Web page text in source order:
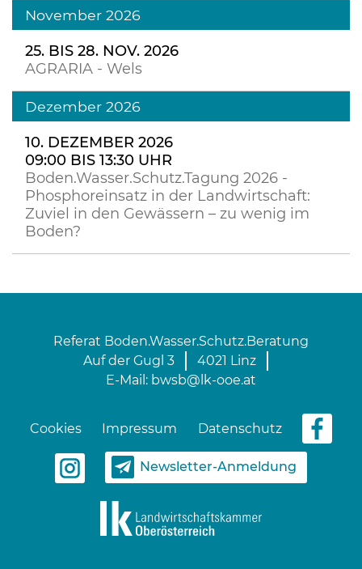
November 2026
25. BIS 28. NOV. 2026
AGRARIA - Wels
Dezember 2026
10. DEZEMBER 2026
09:00 BIS 13:30 UHR
Boden.Wasser.Schutz.Tagung 2026 -
Phosphoreinsatz in der Landwirtschaft:
Zuviel in den Gewässern – zu wenig im
Boden?
Referat Boden.Wasser.Schutz.Beratung
Auf der Gugl 3
4021 Linz
E-Mail: bwsb@lk-ooe.at
Cookies Impressum Datenschutz
Newsletter-Anmeldung